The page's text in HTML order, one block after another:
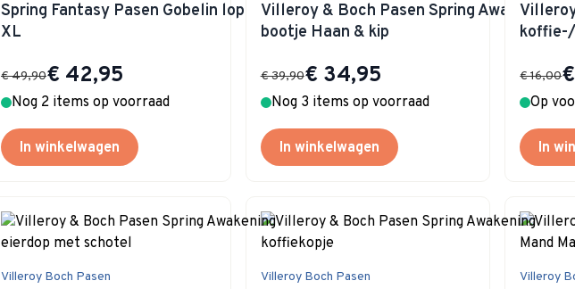
Spring Fantasy Pasen Gobelin loper Familie
XL
Special Price
€ 42,95
€ 49,90
Nog 2 items op voorraad
In winkelwagen
Villeroy & Boch Pasen Spring Awakening Ei
bootje Haan & kip
Special Price
€ 34,95
€ 39,90
Nog 3 items op voorraad
In winkelwagen
€ 16,00
Op
In
Villeroy Boch Pasen Villeroy Boch Pasen Villeroy